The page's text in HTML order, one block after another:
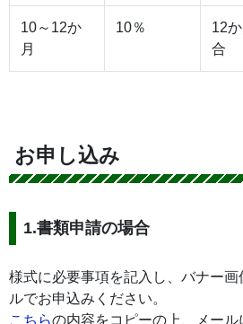
10～12か
月
10％
12
合
お申し込み
1.書類申請の場合
様式に必要事項を記入し、バナー
ルでお申込みください。
こちらの内容をコピーの上、メール